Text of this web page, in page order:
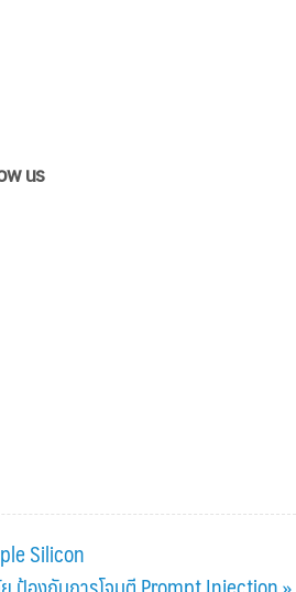
us
Silicon